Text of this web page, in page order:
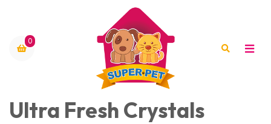
0
Ultra Fresh Crystals